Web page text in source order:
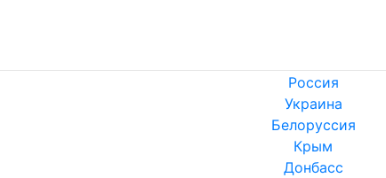
Россия
Украина
Белоруссия
Крым
Донбасс